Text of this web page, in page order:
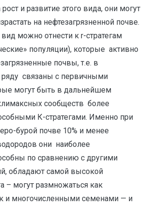
и развитие этого вида, они могут
на нефтезагрязненной почве.
можно отнести к r-стратегам
популяции), которые активно
почвы, т.е. в
ряду связаны с первичными
могут быть в дальнейшем
сообществ более
К-стратегами. Именно при
бурой почве 10% и менее
они наиболее
по сравнению с другими
обладают самой высокой
– могут размножаться как
и многочисленными семенами — и